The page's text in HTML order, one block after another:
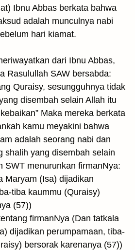
Ibnu Abbas berkata bahwa
adalah munculnya nabi
hari kiamat.
dari Ibnu Abbas,
Rasulullah SAW bersabda:
Quraisy, sesungguhnya tidak
disembah selain Allah itu
Maka mereka berkata
kamu meyakini bahwa
adalah seorang nabi dan
shalih yang disembah selain
SWT menurunkan firmanNya:
Maryam (Isa) dijadikan
tiba kaummu (Quraisy)
(57))
firmanNya (Dan tatkala
dijadikan perumpamaan, tiba-
bersorak karenanya (57))